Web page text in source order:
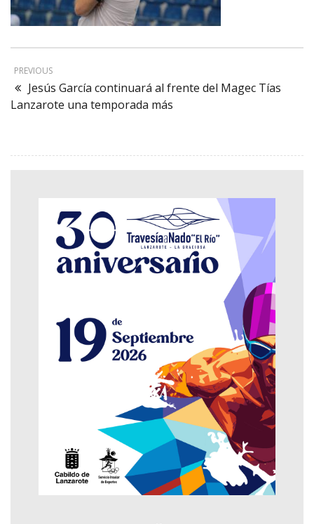
PREVIOUS
Jesús García continuará al frente del Magec Tías
Lanzarote una temporada más